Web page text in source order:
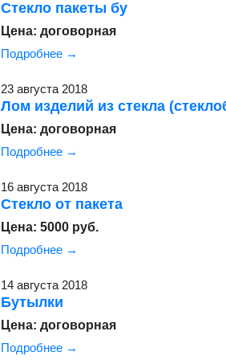
Стекло пакеты бу
Цена: договорная
Подробнее →
23 августа 2018
Лом изделий из стекла
Цена: договорная
Подробнее →
16 августа 2018
Стекло от пакета
Цена: 5000 руб.
Подробнее →
14 августа 2018
Бутылки
Цена: договорная
Подробнее →